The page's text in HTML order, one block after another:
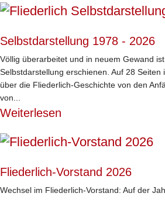
Selbstdarstellung 1978 - 2026
Völlig überarbeitet und in neuem Gewand
Selbstdarstellung erschienen. Auf 28
über die Fliederlich-Geschichte von den
von...
Weiterlesen
Fliederlich-Vorstand 2026
Wechsel im Fliederlich-Vorstand: Auf der